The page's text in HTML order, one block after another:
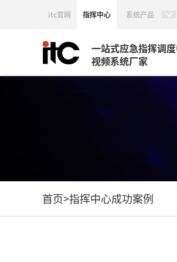
itc官网 指挥中心 系统产品
一站式应急指挥调
视频系统厂家
首页>指挥中心成功案例